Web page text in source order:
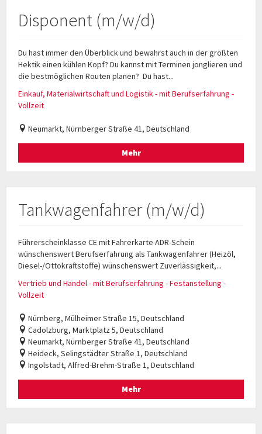
Disponent (m/w/d)
Du hast immer den Überblick und bewahrst auch in der größten
Hektik einen kühlen Kopf? Du kannst mit Terminen jonglieren und
die bestmöglichen Routen planen? Du hast...
Einkauf, Materialwirtschaft und Logistik - mit Berufserfahrung -
Vollzeit
Neumarkt, Nürnberger Straße 41, Deutschland
Mehr
Tankwagenfahrer (m/w/d)
Führerscheinklasse CE mit Fahrerkarte ADR-Schein
wünschenswert Berufserfahrung als Tankwagenfahrer (Heizöl,
Diesel-/Ottokraftstoffe) wünschenswert Zuverlässigkeit,...
Vertrieb und Handel - mit Berufserfahrung - Festanstellung -
Vollzeit
Nürnberg, Mülheimer Straße 15, Deutschland
Cadolzburg, Marktplatz 5, Deutschland
Neumarkt, Nürnberger Straße 41, Deutschland
Heideck, Selingstädter Straße 1, Deutschland
Ingolstadt, Alfred-Brehm-Straße 1, Deutschland
Mehr